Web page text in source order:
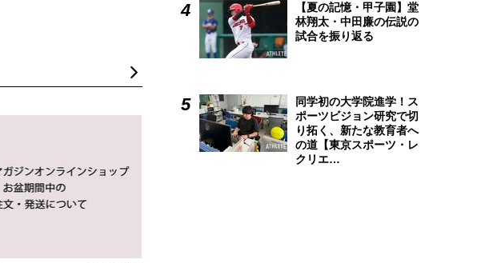
【夏の記憶・甲子園】堂
林翔太・中田廉の伝説の
試合を振り返る
同学初の大学院進学！ス
ポーツビジョン研究で切
り拓く、新たな教育者へ
の道【東京スポーツ・レ
クリエ…